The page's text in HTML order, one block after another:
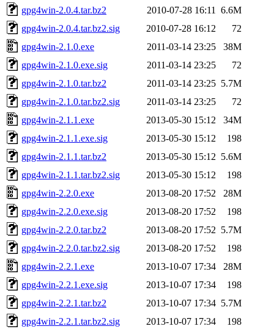
gpg4win-2.0.4.tar.bz2
2010-07-28 16:11
6.6M
gpg4win-2.0.4.tar.bz2.sig
2010-07-28 16:12
72
gpg4win-2.1.0.exe
2011-03-14 23:25
38M
gpg4win-2.1.0.exe.sig
2011-03-14 23:25
72
gpg4win-2.1.0.tar.bz2
2011-03-14 23:25 5.7M
gpg4win-2.1.0.tar.bz2.sig
2011-03-14 23:25
72
gpg4win-2.1.1.exe
2013-05-30 15:12
34M
gpg4win-2.1.1.exe.sig
2013-05-30 15:12
198
gpg4win-2.1.1.tar.bz2
2013-05-30 15:12 5.6M
gpg4win-2.1.1.tar.bz2.sig
2013-05-30 15:12
198
gpg4win-2.2.0.exe
2013-08-20 17:52
28M
gpg4win-2.2.0.exe.sig
2013-08-20 17:52
198
gpg4win-2.2.0.tar.bz2
2013-08-20 17:52 5.7M
gpg4win-2.2.0.tar.bz2.sig
2013-08-20 17:52
198
gpg4win-2.2.1.exe
2013-10-07 17:34
28M
gpg4win-2.2.1.exe.sig
2013-10-07 17:34
198
gpg4win-2.2.1.tar.bz2
2013-10-07 17:34 5.7M
gpg4win-2.2.1.tar.bz2.sig
2013-10-07 17:34
198